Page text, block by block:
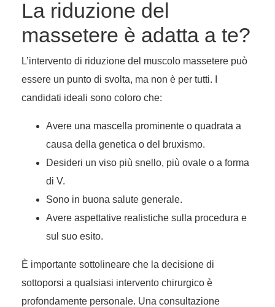
La riduzione del
massetere è adatta a te?
L’intervento di riduzione del muscolo massetere può
essere un punto di svolta, ma non è per tutti. I
candidati ideali sono coloro che:
Avere una mascella prominente o quadrata a
causa della genetica o del bruxismo.
Desideri un viso più snello, più ovale o a forma
di V.
Sono in buona salute generale.
Avere aspettative realistiche sulla procedura e
sul suo esito.
È importante sottolineare che la decisione di
sottoporsi a qualsiasi intervento chirurgico è
profondamente personale. Una consultazione